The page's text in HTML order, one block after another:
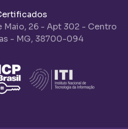
Maio, 26 - Apt 302 - Centro
- MG, 38700-094